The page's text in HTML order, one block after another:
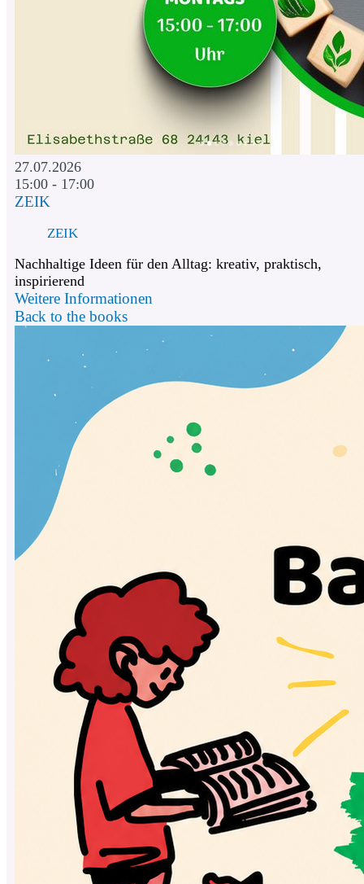
27.07.2026
15:00 - 17:00
ZEIK
ZEIK
Nachhaltige Ideen für den Alltag: kreativ, praktisch,
inspirierend
Weitere Informationen
Back to the books